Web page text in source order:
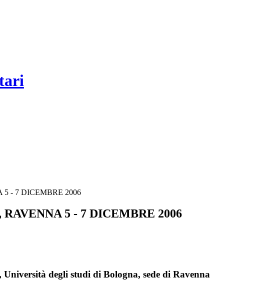
- 7 DICEMBRE 2006
5 - 7 DICEMBRE 2006
degli studi di Bologna, sede di Ravenna